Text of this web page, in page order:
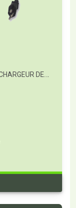
ADAPTATEUR DE TENSION SECTEUR/CHARGEUR DE BATTERIE FLUKE-BC190/830